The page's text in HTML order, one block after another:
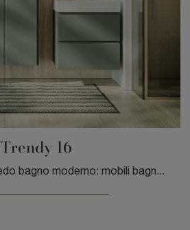
Trendy 16
Scopri di più sull'arredo bagno moderno: mobili bagno sospesi in laminato come il modello Trendy 16 di GB Group ti aspettano.